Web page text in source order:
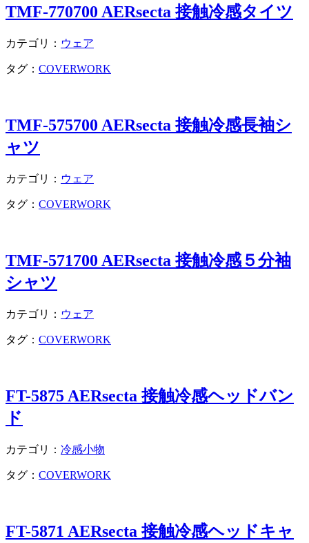
TMF-770700 AERsecta 接触冷感タイツ
カテゴリ： ウェア
タグ： COVERWORK
TMF-575700 AERsecta 接触冷感長袖シ
ャツ
カテゴリ： ウェア
タグ： COVERWORK
TMF-571700 AERsecta 接触冷感５分袖
シャツ
カテゴリ： ウェア
タグ： COVERWORK
FT-5875 AERsecta 接触冷感ヘッドバン
ド
カテゴリ： 冷感小物
タグ： COVERWORK
FT-5871 AERsecta 接触冷感ヘッドキャ